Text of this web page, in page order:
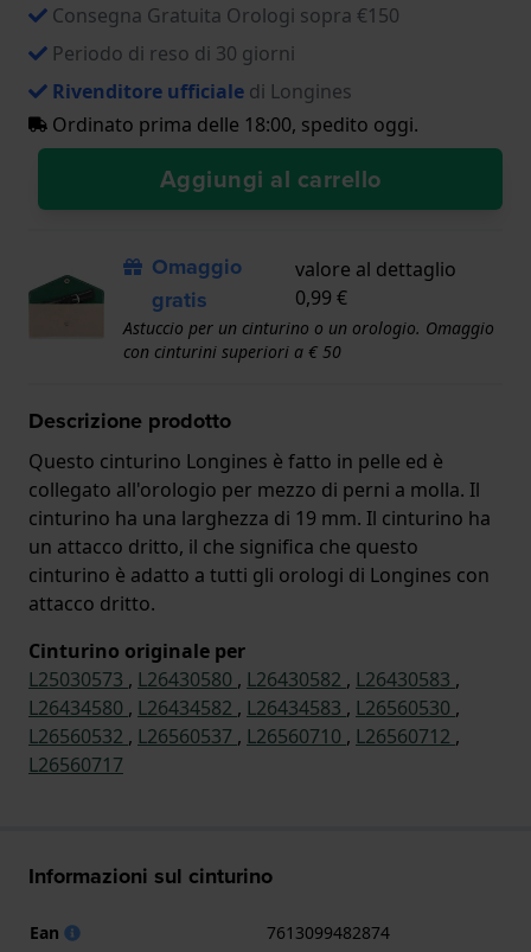
Consegna Gratuita Orologi sopra €150
Periodo di reso di 30 giorni
Rivenditore ufficiale di Longines
Ordinato prima delle 18:00, spedito oggi.
Aggiungi al carrello
Omaggio
gratis
valore al dettaglio
0,99 €
Astuccio per un cinturino o un orologio. Omaggio
con cinturini superiori a € 50
Descrizione prodotto
Questo cinturino Longines è fatto in pelle ed è
collegato all'orologio per mezzo di perni a molla. Il
cinturino ha una larghezza di 19 mm. Il cinturino ha
un attacco dritto, il che significa che questo
cinturino è adatto a tutti gli orologi di Longines con
attacco dritto.
Cinturino originale per
L25030573 , L26430580 , L26430582 , L26430583 ,
L26434580 , L26434582 , L26434583 , L26560530 ,
L26560532 , L26560537 , L26560710 , L26560712 ,
L26560717
Informazioni sul cinturino
Ean 7613099482874